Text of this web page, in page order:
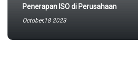
Penerapan ISO di Perusahaan
October,18 2023